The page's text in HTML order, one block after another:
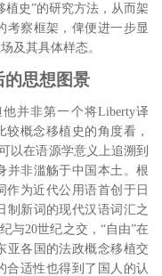
植史”的研究方法，从而架
察框架， 俾便进一步显
及其具体样态。
思想图景
并非第一个将Liberty译
概念移植史的角度看，
以在语源学意义上追溯到
并非滥觞于中国本土。根
作为近代公用语首创于日
制新词的现代汉语词汇之
与20世纪之交，“自由”在
亚各国的法政概念移植交
合适性也得到了国人的认